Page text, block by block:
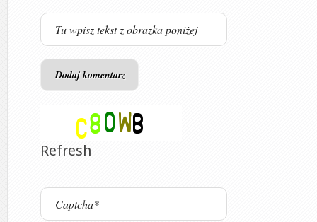
Refresh